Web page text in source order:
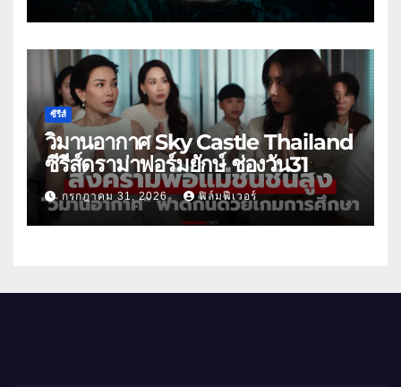
ซีรีส์
วิมานอากาศ Sky Castle Thailand
ซีรีส์ดราม่าฟอร์มยักษ์ ช่องวัน31
กรกฎาคม 31, 2026 ฟิล์มฟีเวอร์